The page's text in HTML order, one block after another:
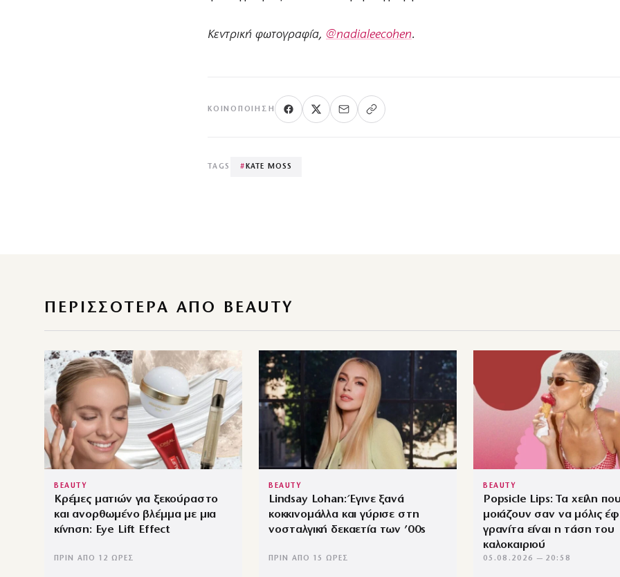
Κεντρική φωτογραφία, @nadialeecohen.
ΚΟΙΝΟΠΟΊΗΣΗ
TAGS # KATE MOSS
ΠΕΡΙΣΣΌΤΕΡΑ ΑΠΌ BEAUTY
BEAUTY
Κρέμες ματιών για ξεκούραστο
και ανορθωμένο βλέμμα με μια
κίνηση: Eye Lift Effect
ΠΡΙΝ ΑΠΌ 12 ΏΡΕΣ
BEAUTY
Lindsay Lohan: Έγινε ξανά
κοκκινομάλλα και γύρισε στη
νοσταλγική δεκαετία των ’00s
ΠΡΙΝ ΑΠΌ 15 ΏΡΕΣ
BEAUTY
Popsicle Lips: Τα χείλη
μοιάζουν σαν να μόλις
γρανίτα είναι η τάση του
καλοκαιριού
05.08.2026 — 20:58